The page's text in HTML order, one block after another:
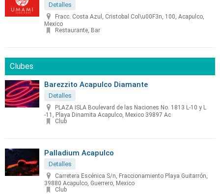
Detalles
Fracc. Costa Azul, Cristobal Col\u00F3n, 100, Acapulco,
Mexico
Restaurante, Bar
Clubes
Barezzito Acapulco Diamante
Detalles
PLAZA ISLA Boulevard de las Naciones No. 1813 L-10 y L
-11, Playa Dinamita Acapulco, Mexico 39897 Ac
Club
Palladium Acapulco
Detalles
Carretera Escénica S/n, Fraccionamiento Playa Guitarrón,
39880 Acapulco, Guerrero, Mexico
Club